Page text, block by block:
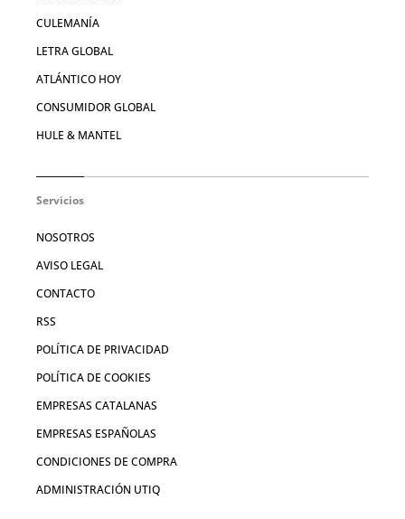
CULEMANÍA
LETRA GLOBAL
ATLÁNTICO HOY
CONSUMIDOR GLOBAL
HULE & MANTEL
Servicios
NOSOTROS
AVISO LEGAL
CONTACTO
RSS
POLÍTICA DE PRIVACIDAD
POLÍTICA DE COOKIES
EMPRESAS CATALANAS
EMPRESAS ESPAÑOLAS
CONDICIONES DE COMPRA
ADMINISTRACIÓN UTIQ